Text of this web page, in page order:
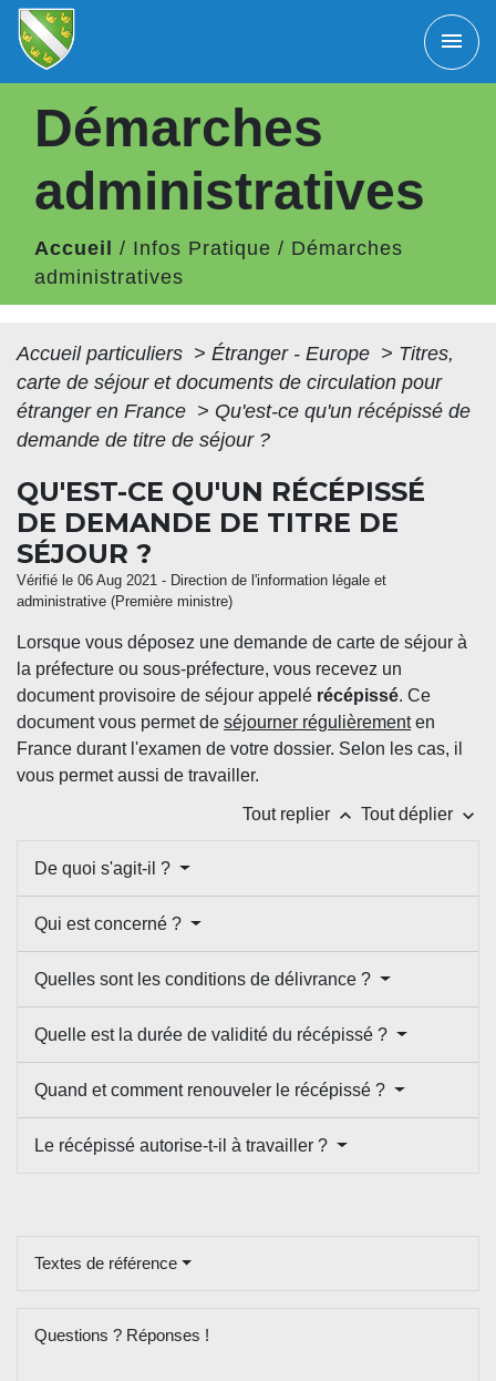
menu
Démarches
administratives
Accueil / Infos Pratique / Démarches
administratives
Accueil particuliers > Étranger - Europe > Titres,
carte de séjour et documents de circulation pour
étranger en France > Qu'est-ce qu'un récépissé de
demande de titre de séjour ?
QU'EST-CE QU'UN RÉCÉPISSÉ
DE DEMANDE DE TITRE DE
SÉJOUR ?
Vérifié le 06 Aug 2021 - Direction de l'information légale et
administrative (Première ministre)
Lorsque vous déposez une demande de carte de séjour à
la préfecture ou sous-préfecture, vous recevez un
document provisoire de séjour appelé récépissé. Ce
document vous permet de séjourner régulièrementen
France durant l'examen de votre dossier. Selon les cas, il
vous permet aussi de travailler.
Tout replier keyboard_arrow_up Tout déplier keyboard_arrow_down
De quoi s'agit-il ?
Qui est concerné ?
Quelles sont les conditions de délivrance ?
Quelle est la durée de validité du récépissé ?
Quand et comment renouveler le récépissé ?
Le récépissé autorise-t-il à travailler ?
Textes de référence
Questions ? Réponses !